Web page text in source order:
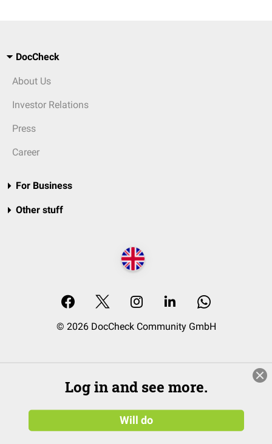
DocCheck
About Us
Investor Relations
Press
Career
For Business
Other stuff
© 2026 DocCheck Community GmbH
Log in and see more.
Will do